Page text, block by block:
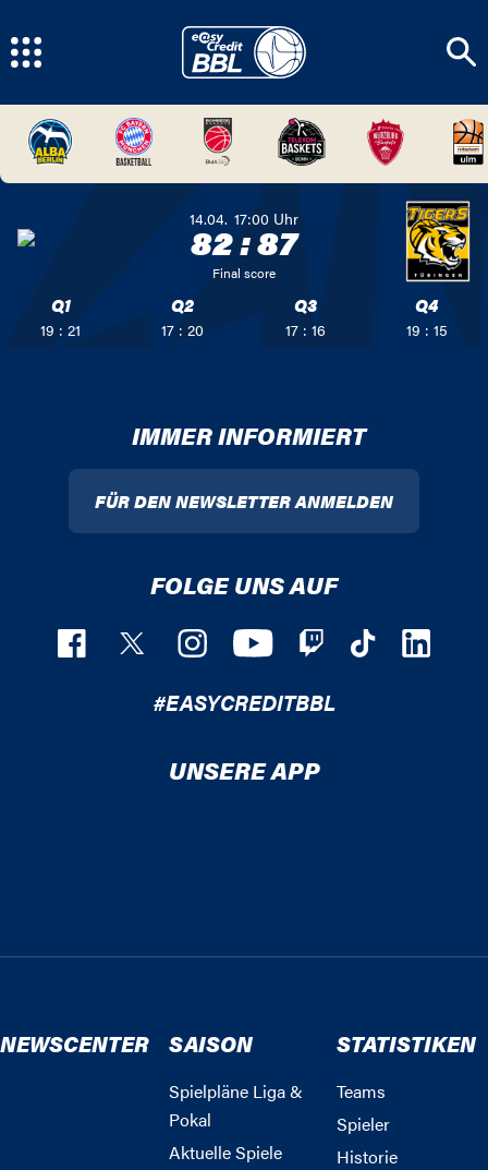
14.04. 17:00 Uhr
82:87
Final score
Q1
19 : 21
Q2
17 : 20
Q3
17 : 16
Q4
19 : 15
IMMER INFORMIERT
FÜR DEN NEWSLETTER ANMELDEN
FOLGE UNS AUF
#EASYCREDITBBL
UNSERE APP
NEWSCENTER SAISON
Spielpläne Liga &
Pokal
Aktuelle Spiele
STATISTIKEN
Teams
Spieler
Historie